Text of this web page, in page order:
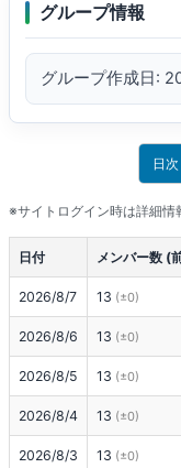
グループ情報
グループ作成日:
日次
※サイトログイン時は詳細情
日付 メンバー数 (
2026/8/7 13 (±0)
2026/8/6 13 (±0)
2026/8/5 13 (±0)
2026/8/4 13 (±0)
2026/8/3 13 (±0)